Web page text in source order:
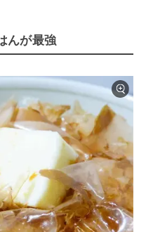
んが最強